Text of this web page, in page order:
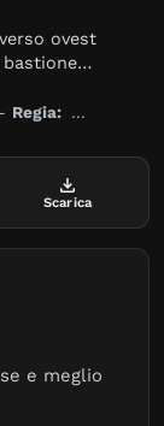
ovest
di una
un futuro
il Montana.
Regia: Ben
Scarica
e meglio